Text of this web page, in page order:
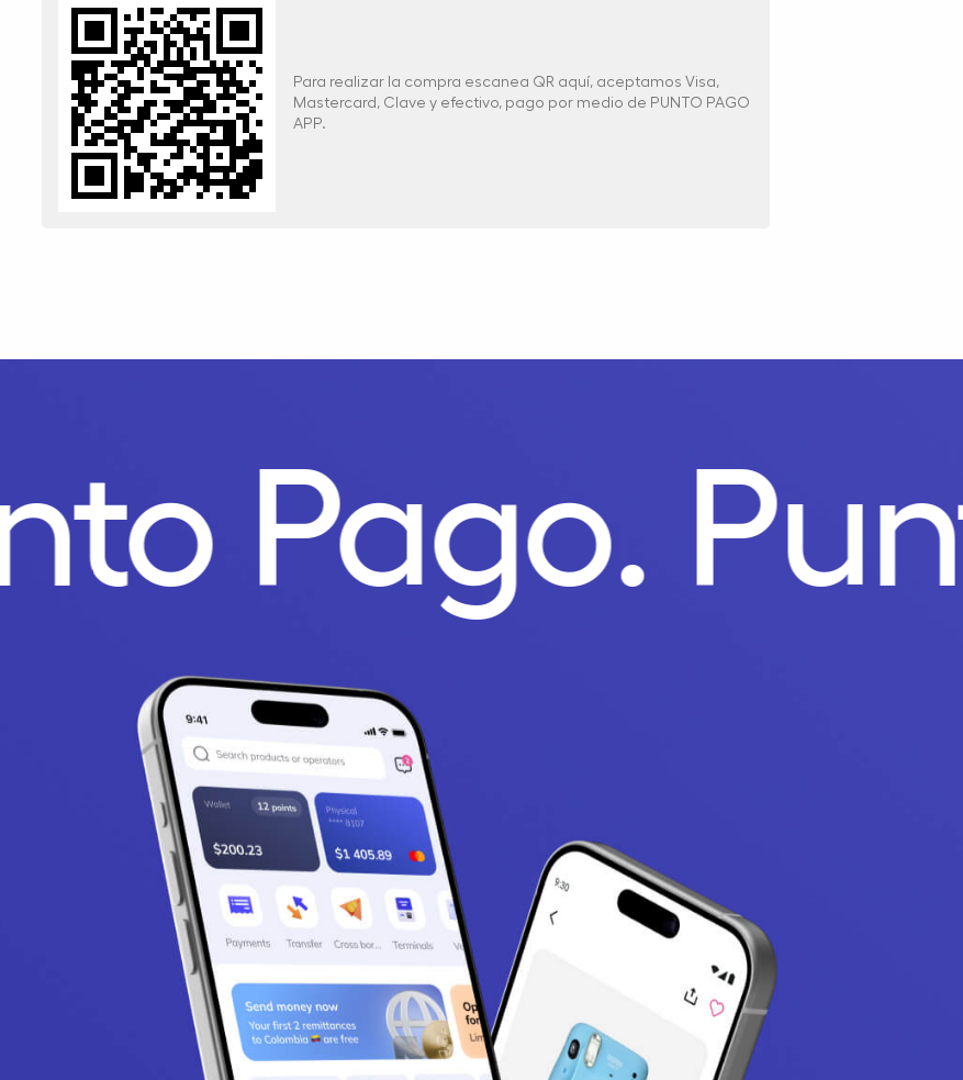
Para realizar la compra escanea QR aquí, aceptamos Visa,
Mastercard, Clave y efectivo, pago por medio de PUNTO PAGO
APP.
Pago.